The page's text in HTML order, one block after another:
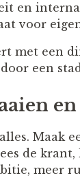
en
voor
met een
een
Maak
de
meer